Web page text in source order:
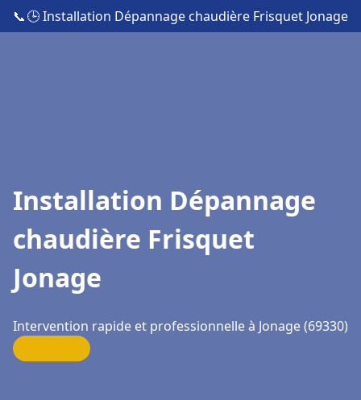
📞🕒 Installation Dépannage chaudière Frisquet Jonage
Installation Dépannage
chaudière Frisquet
Jonage
Intervention rapide et professionnelle à Jonage (69330)